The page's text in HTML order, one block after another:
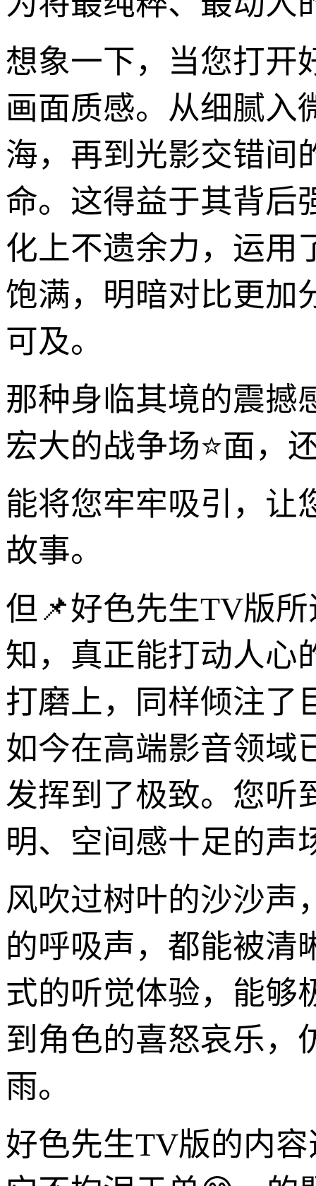
想象一下，当您打开
画面质感。从细腻入
海，再到光影交错间
命。这得益于其背后
化上不遗余力，运用
饱满，明暗对比更加
可及。
那种身临其境的震撼
宏大的战争场⭐面，
能将您牢牢吸引，让
故事。
但📌好色先生TV版
知，真正能打动人心
打磨上，同样倾注了
如今在高端影音领域
发挥到了极致。您听
明、空间感十足的声
风吹过树叶的沙沙声
的呼吸声，都能被清
式的听觉体验，能够
到角色的喜怒哀乐，
雨。
好色先生TV版的内